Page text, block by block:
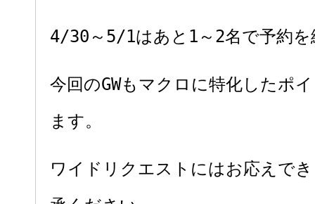
4/30～5/1はあと1～2名で予約を
今回のGWもマクロに特化したポ
ます。
ワイドリクエストにはお応えで